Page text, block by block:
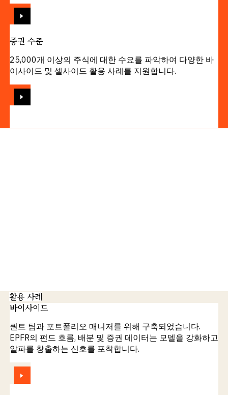
증권 수준
25,000개 이상의 주식에 대한 수요를 파악하여 다양한 바
이사이드 및 셀사이드 활용 사례를 지원합니다.
활용 사례
바이사이드
퀀트 팀과 포트폴리오 매니저를 위해 구축되었습니다.
EPFR의 펀드 흐름, 배분 및 증권 데이터는 모델을 강화하고
알파를 창출하는 신호를 포착합니다.